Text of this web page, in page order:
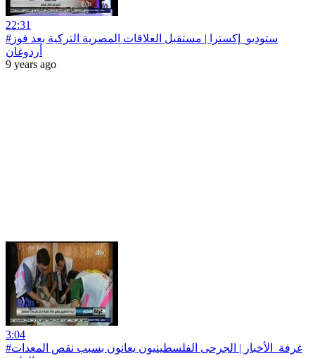
22:31
#ستوديو_إكسترا | مستقبل العلاقات المصرية التركية بعد فوز
أردوغان
9 years ago
3:04
#غرفة_الأخبار | ‫الجرحى الفلسطينيون يعانون بسبب نقص المعدات